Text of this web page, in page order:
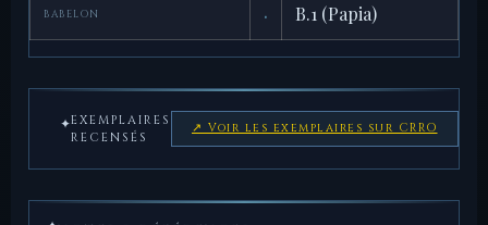
BABELON · B.1 (Papia)
✦EXEMPLAIRES
RECENSÉS
↗ Voir les exemplaires sur CRRO